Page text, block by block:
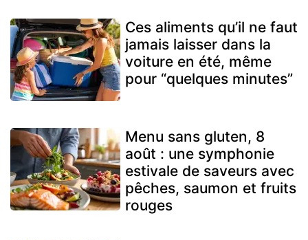
Ces aliments qu’il ne faut
jamais laisser dans la
voiture en été, même
pour “quelques minutes”
Menu sans gluten, 8
août : une symphonie
estivale de saveurs avec
pêches, saumon et fruits
rouges